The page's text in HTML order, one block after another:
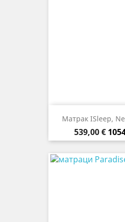
Матрак ISleep,
Цена
539,00 €